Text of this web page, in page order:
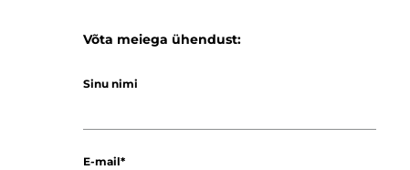
Võta meiega ühendust:
Sinu nimi
E-mail